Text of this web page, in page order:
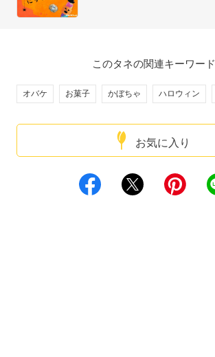
お気に入り
このタネの関連キーワード
オバケ お菓子 かぼちゃ ハロウィン